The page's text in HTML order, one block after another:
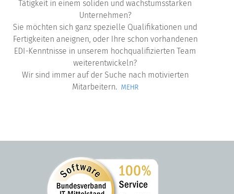
Tätigkeit in einem soliden und wachstumsstarken
Unternehmen?
Sie möchten sich ganz spezielle Qualifikationen und
Fertigkeiten aneignen, oder Ihre schon vorhandenen
EDI-Kenntnisse in unserem hochqualifizierten Team
weiterentwickeln?
Wir sind immer auf der Suche nach motivierten
Mitarbeitern. MEHR